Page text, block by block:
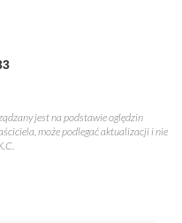
jest na podstawie oględzin
może podlegać aktualizacji i nie